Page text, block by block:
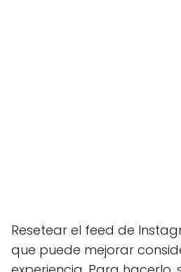
Resetear el feed de
que puede mejorar